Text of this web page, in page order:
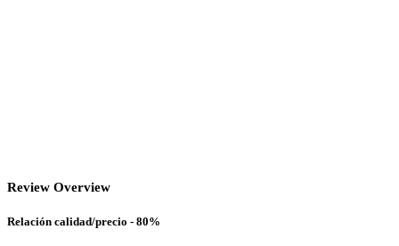
Review Overview
Relación calidad/precio - 80%